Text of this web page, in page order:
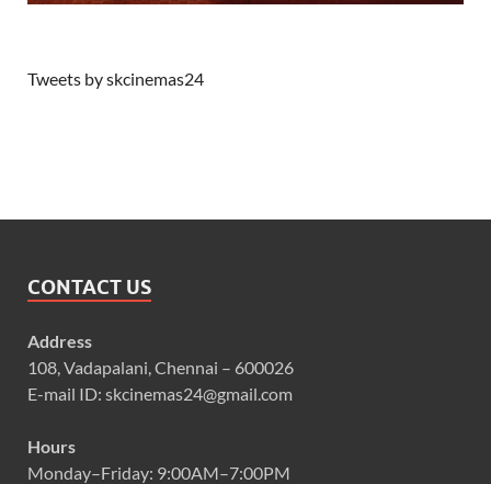
Tweets by skcinemas24
CONTACT US
Address
108, Vadapalani, Chennai – 600026
E-mail ID: skcinemas24@gmail.com
Hours
Monday–Friday: 9:00AM–7:00PM